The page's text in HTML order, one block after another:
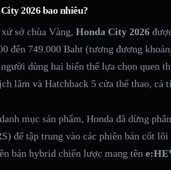
2026 bao nhiêu?
sở chùa Vàng, Honda City 2026
đến 749.000 Baht (tương đương
dùng hai biến thể lựa chọn quen
lãm và Hatchback 5 cửa thể thao, cá
mục sản phẩm, Honda đã dừng
để tập trung vào các phiên bản cốt
bản hybrid chiến lược mang tên